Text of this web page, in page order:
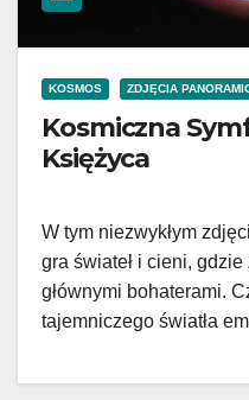
KOSMOS ZDJĘCIA
Kosmiczna
Księżyca
W tym niezwykłym
gra świateł i cieni,
głównymi bohaterami.
tajemniczego światła